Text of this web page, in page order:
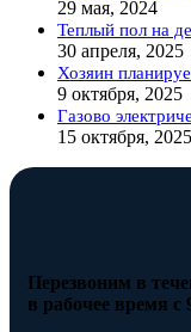
29 мая, 2024
Теплый пол на
30 апреля, 2025
Хозяин
9 октября, 2025
Газово
15 октября, 2025
Перезвоним в
в рабочее время с